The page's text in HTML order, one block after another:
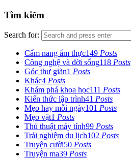
Tìm kiếm
Search for:
Cẩm nang ẩm thực149 Posts
Công nghệ và đời sống118 Posts
Góc thư giãn1 Posts
Khác4 Posts
Khám phá khoa học111 Posts
Kiến thức lập trình41 Posts
Mẹo hay mỗi ngày101 Posts
Mẹo vặt1 Posts
Thủ thuật máy tính99 Posts
Trải nghiệm du lịch102 Posts
Truyện cười50 Posts
Truyện ma39 Posts